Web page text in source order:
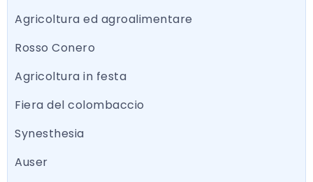
Agricoltura ed agroalimentare
Rosso Conero
Agricoltura in festa
Fiera del colombaccio
Synesthesia
Auser